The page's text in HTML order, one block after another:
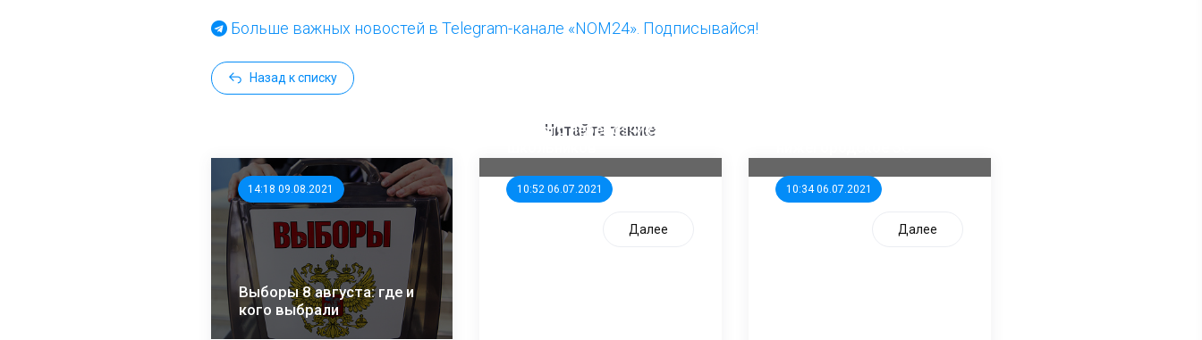
Больше важных новостей в Telegram-канале «NOM24». Подписывайся!
Назад к списку
Читайте также
14:18 09.08.2021
Выборы 8 августа: где и
кого выбрали
10:52 06.07.2021
единого перевозчика для
Далее
10:34 06.07.2021
Далее